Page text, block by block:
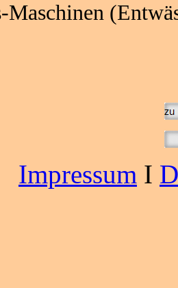
Impressum I